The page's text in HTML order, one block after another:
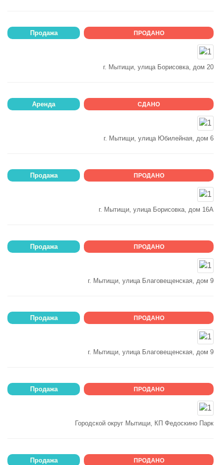
Продажа ПРОДАНО
г. Мытищи, улица Борисовка, дом 20
Аренда СДАНО
г. Мытищи, улица Юбилейная, дом 6
Продажа ПРОДАНО
г. Мытищи, улица Борисовка, дом 16А
Продажа ПРОДАНО
г. Мытищи, улица Благовещенская, дом 9
Продажа ПРОДАНО
г. Мытищи, улица Благовещенская, дом 9
Продажа ПРОДАНО
Городской округ Мытищи, КП Федоскино Парк
Продажа ПРОДАНО